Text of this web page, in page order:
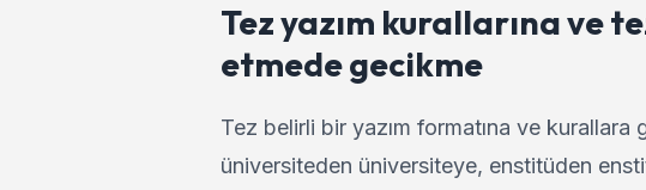
Tez yazım kurallarına ve
etmede gecikme
Tez belirli bir yazım formatına ve kurallara
üniversiteden üniversiteye, enstitüden